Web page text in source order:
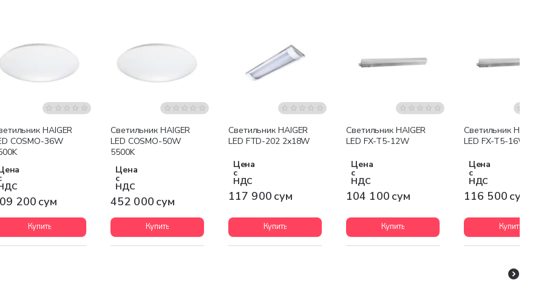
HAIGER
COSMO-36W
200 сум
Купить
Светильник HAIGER
LED COSMO-50W
5500K
Цена
с
НДС
452 000 сум
Купить
Светильник HAIGER
LED FTD-202 2x18W
Цена
с
НДС
117 900 сум
Купить
Светильник HAIGER
LED FX-T5-12W
Цена
с
НДС
104 100 сум
Купить
Светильник HAIGER
LED FX-T5-16W
Цена
с
НДС
116 500 сум
Купить